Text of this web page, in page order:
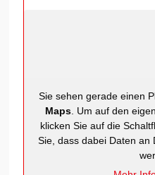
Sie sehen gerade einen
Maps. Um auf den
klicken Sie auf die
Sie, dass dabei Daten an